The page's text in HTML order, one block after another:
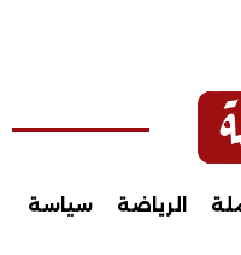
الرياضة سياسة